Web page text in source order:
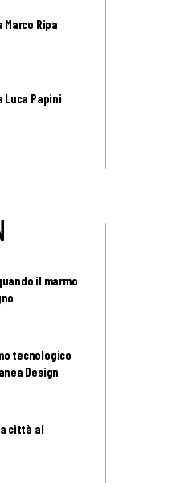
Ripa
Luca Papini
il marmo
tecnologico
Design
città al